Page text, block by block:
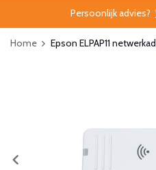
Persoonlijk advies?
Home Epson ELPAP11